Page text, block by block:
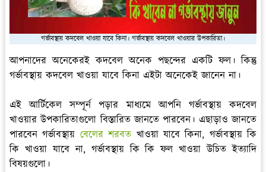
গর্ভাবস্থায় কদবেল খাওয়া যাবে কিনা। গর্ভাবস্থায় কদবেল খাওয়ার উপকারিতা।
আপনাদের অনেকেরই কদবেল অনেক পছন্দের একটি ফল। কিন্তু
গর্ভাবস্থায় কদবেল খাওয়া যাবে কিনা এইটা অনেকেই জানেন না।
এই আর্টিকেল সম্পূর্ন পড়ার মাধ্যমে আপনি গর্ভাবস্থায় কদবেল
খাওয়ার উপকারিতাগুলো বিস্তারিত জানতে পারবেন। এছাড়াও জানতে
পারবেন গর্ভাবস্থায় বেলের শরবত খাওয়া যাবে কিনা, গর্ভাবস্থায় কি
কি খাওয়া যাবে না, গর্ভাবস্থায় কি কি ফল খাওয়া উচিত ইত্যাদি
বিষয়গুলো।